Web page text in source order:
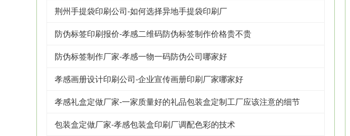
荆州手提袋印刷公司-如何选择异地手提袋印刷厂
防伪标签印刷报价-孝感二维码防伪标签制作价格贵不贵
防伪标签制作厂家-孝感一物一码防伪公司哪家好
孝感画册设计印刷公司-企业宣传画册印刷厂家哪家好
孝感礼盒定做厂家-一家质量好的礼品包装盒定制工厂应该注意的细节
包装盒定做厂家-孝感包装盒印刷厂调配色彩的技术